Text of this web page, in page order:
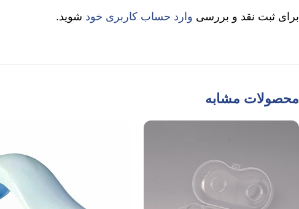
برای ثبت نقد و بررسی وارد حساب کاربری خود شوید.
محصولات مشابه